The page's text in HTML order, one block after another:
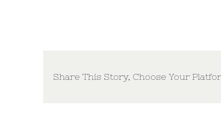
Share This Story, Choose Your